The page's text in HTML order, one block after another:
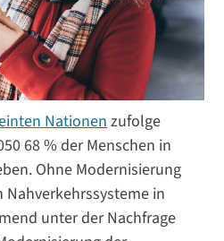
Nationen zufolge
68 % der Menschen in
Ohne Modernisierung
in
unter der Nachfrage